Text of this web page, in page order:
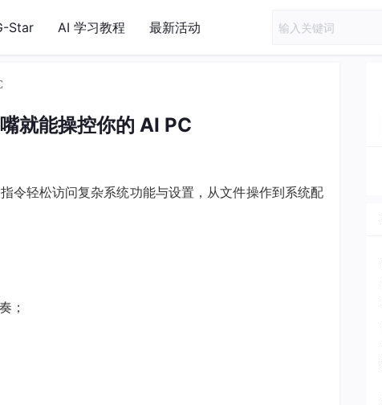
Star AI 学习教程 最新活动
就能操控你的 AI PC
令轻松访问复杂系统功能与设置，从文件操作到系统配
；